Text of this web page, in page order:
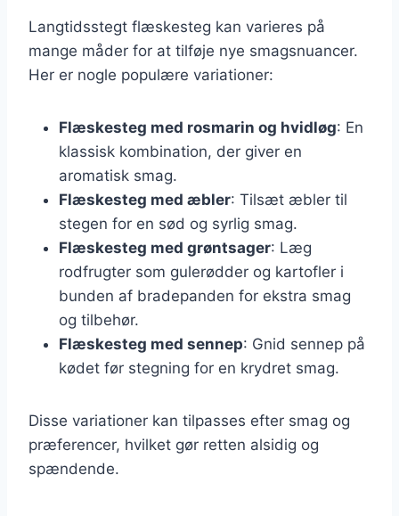
Langtidsstegt flæskesteg kan varieres på
mange måder for at tilføje nye smagsnuancer.
Her er nogle populære variationer:
Flæskesteg med rosmarin og hvidløg: En
klassisk kombination, der giver en
aromatisk smag.
Flæskesteg med æbler: Tilsæt æbler til
stegen for en sød og syrlig smag.
Flæskesteg med grøntsager: Læg
rodfrugter som gulerødder og kartofler i
bunden af bradepanden for ekstra smag
og tilbehør.
Flæskesteg med sennep: Gnid sennep på
kødet før stegning for en krydret smag.
Disse variationer kan tilpasses efter smag og
præferencer, hvilket gør retten alsidig og
spændende.